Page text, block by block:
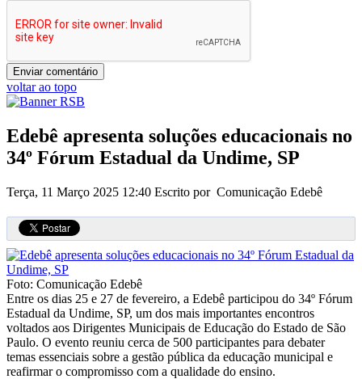
voltar ao topo
Edebê apresenta soluções educacionais no
34º Fórum Estadual da Undime, SP
Terça, 11 Março 2025 12:40 Escrito por Comunicação Edebê
Foto: Comunicação Edebê
Entre os dias 25 e 27 de fevereiro, a Edebê participou do 34º Fórum
Estadual da Undime, SP, um dos mais importantes encontros
voltados aos Dirigentes Municipais de Educação do Estado de São
Paulo. O evento reuniu cerca de 500 participantes para debater
temas essenciais sobre a gestão pública da educação municipal e
reafirmar o compromisso com a qualidade do ensino.